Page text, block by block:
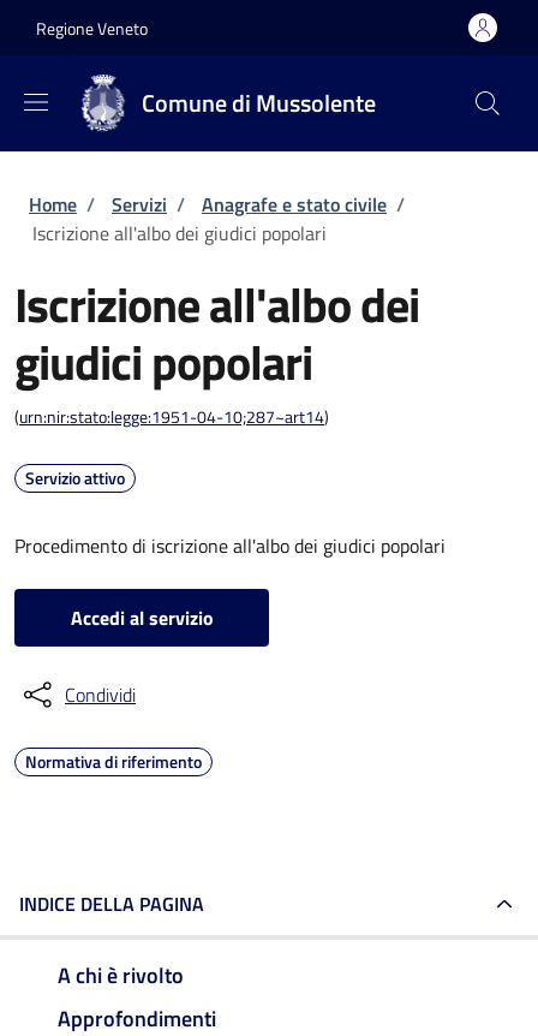
Regione Veneto
Comune di Mussolente
Briciole di pane
Home / Servizi / Anagrafe e stato civile /
Iscrizione all'albo dei giudici popolari
Iscrizione all'albo dei
giudici popolari
(urn:nir:stato:legge:1951-04-10;287~art14)
Servizio attivo
Procedimento di iscrizione all'albo dei giudici popolari
Accedi al servizio
Condividi
Normativa di riferimento
INDICE DELLA PAGINA
A chi è rivolto
Approfondimenti